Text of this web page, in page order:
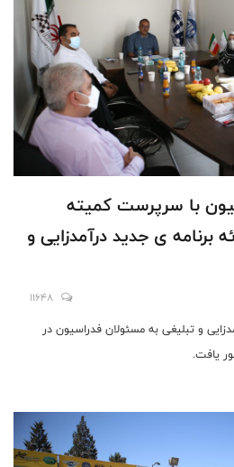
با سرپرست کمیته
برنامه ی جدید درآمدزایی و
11648
و تبلیغی به مسئولان فدراسیون در
یافت.